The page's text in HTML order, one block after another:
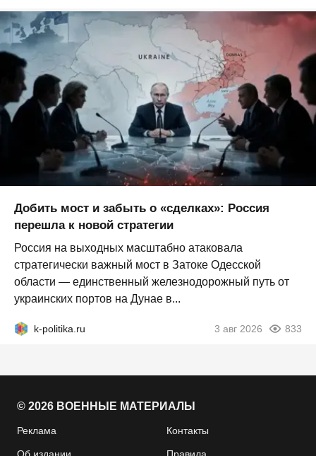
Добить мост и забыть о «сделках»: Россия
перешла к новой стратегии
Россия на выходных масштабно атаковала
стратегически важный мост в Затоке Одесской
области — единственный железнодорожный путь от
украинских портов на Дунае в...
k-politika.ru 3 авг 2026 833
© 2026 ВОЕННЫЕ МАТЕРИАЛЫ
Реклама Контакты